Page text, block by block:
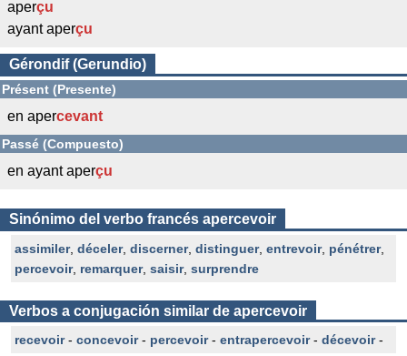
aperçu
ayant aperçu
Gérondif (Gerundio)
Présent (Presente)
en apercevant
Passé (Compuesto)
en ayant aperçu
Sinónimo del verbo francés apercevoir
assimiler, déceler, discerner, distinguer, entrevoir, pénétrer,
percevoir, remarquer, saisir, surprendre
Verbos a conjugación similar de apercevoir
recevoir- concevoir- percevoir- entrapercevoir- décevoir-